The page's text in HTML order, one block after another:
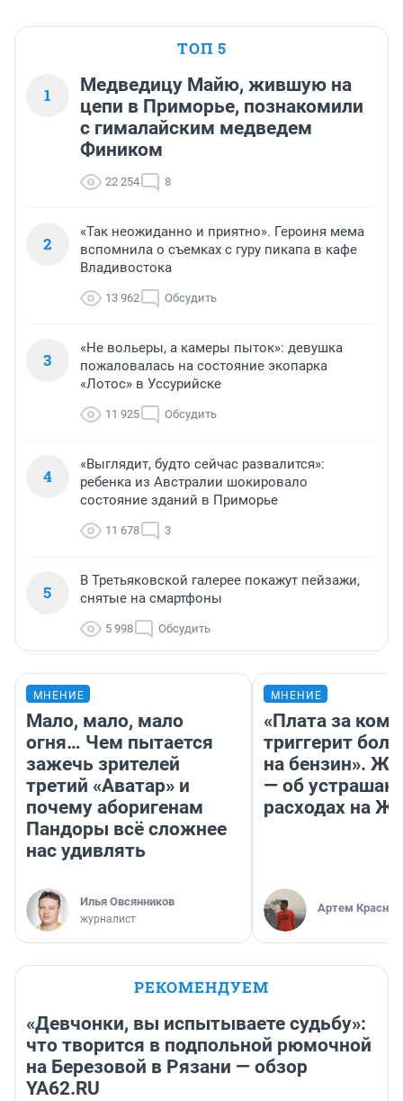
ТОП 5
1
Медведицу Майю, жившую на
цепи в Приморье, познакомили
с гималайским медведем
Фиником
22 254 8
2
«Так неожиданно и приятно». Героиня мема
вспомнила о съемках с гуру пикапа в кафе
Владивостока
13 962 Обсудить
3
«Не вольеры, а камеры пыток»: девушка
пожаловалась на состояние экопарка
«Лотос» в Уссурийске
11 925 Обсудить
4
«Выглядит, будто сейчас развалится»:
ребенка из Австралии шокировало
состояние зданий в Приморье
11 678 3
5
В Третьяковской галерее покажут пейзажи,
снятые на смартфоны
5 998 Обсудить
МНЕНИЕ
Мало, мало, мало
огня… Чем пытается
зажечь зрителей
третий «Аватар» и
почему аборигенам
Пандоры всё сложнее
нас удивлять
Илья Овсянников
журналист
МНЕНИЕ
«Плата за
триггерит
на бензин».
— об
расходах на
Артем Краснов
РЕКОМЕНДУЕМ
«Девчонки, вы испытываете судьбу»:
что творится в подпольной рюмочной
на Березовой в Рязани — обзор
YA62.RU